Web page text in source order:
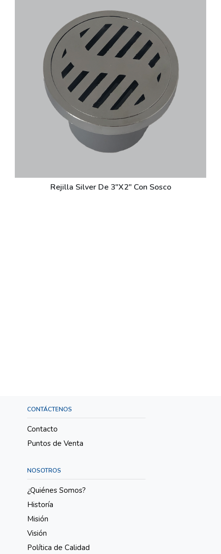
Rejilla Silver De 3"X2" Con Sosco
CONTÁCTENOS
Contacto
Puntos de Venta
NOSOTROS
¿Quiénes Somos?
Historía
Misión
Visión
Política de Calidad